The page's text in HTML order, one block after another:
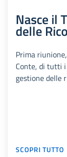
Nasce il
delle
Prima
Conte, di tutti
gestione delle
SCOPRI TUTTO